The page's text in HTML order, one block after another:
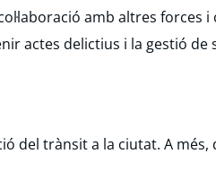
amb altres forces
actes delictius i la gestió de
del trànsit a la ciutat. A